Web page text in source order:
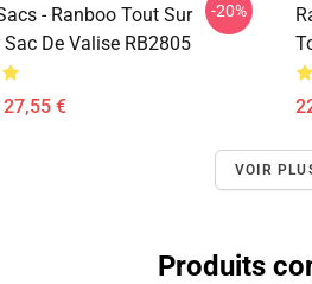
- Ranboo Tout Sur
De Valise RB2805
€
-20%
VOIR
Produits